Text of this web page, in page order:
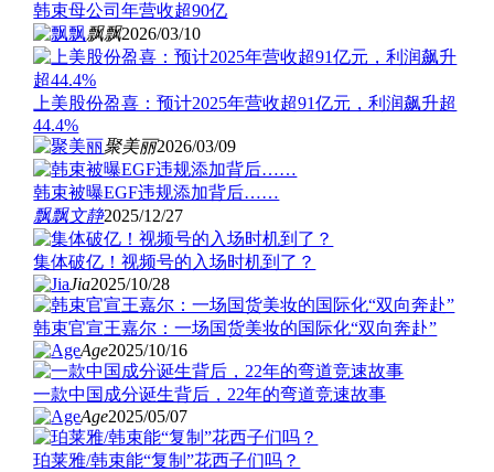
韩束母公司年营收超90亿
飘飘2026/03/10
上美股份盈喜：预计2025年营收超91亿元，利润飙升超
44.4%
聚美丽2026/03/09
韩束被曝EGF违规添加背后……
飘飘文静2025/12/27
集体破亿！视频号的入场时机到了？
Jia2025/10/28
韩束官宣王嘉尔：一场国货美妆的国际化“双向奔赴”
Age2025/10/16
一款中国成分诞生背后，22年的弯道竞速故事
Age2025/05/07
珀莱雅/韩束能“复制”花西子们吗？